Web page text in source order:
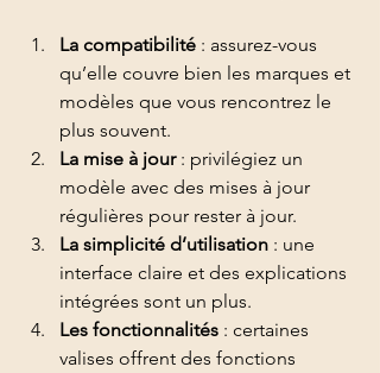
La compatibilité : assurez-vous
qu’elle couvre bien les marques et
modèles que vous rencontrez le
plus souvent.
La mise à jour : privilégiez un
modèle avec des mises à jour
régulières pour rester à jour.
La simplicité d’utilisation : une
interface claire et des explications
intégrées sont un plus.
Les fonctionnalités : certaines
valises offrent des fonctions